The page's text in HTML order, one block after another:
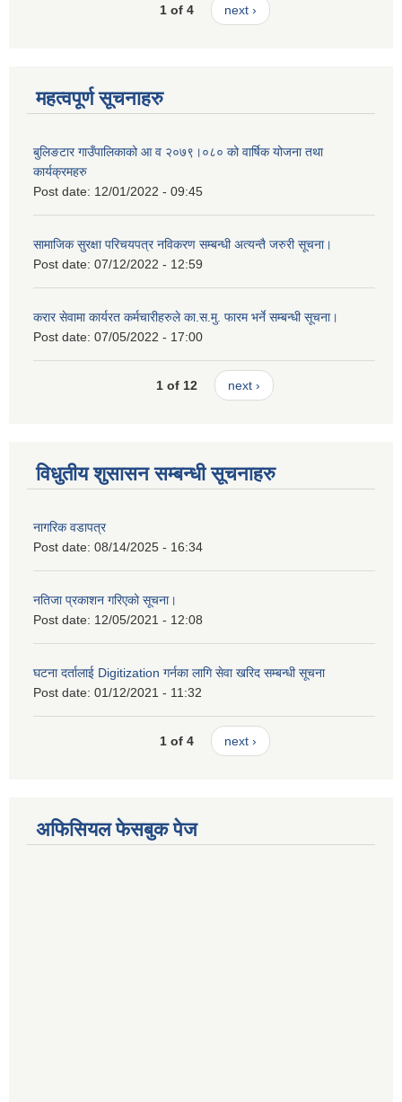
1 of 4 next ›
महत्वपूर्ण सूचनाहरु
बुलिङटार गाउँपालिकाको आ व २०७९।०८० को वार्षिक योजना तथा
कार्यक्रमहरु
Post date: 12/01/2022 - 09:45
सामाजिक सुरक्षा परिचयपत्र नविकरण सम्बन्धी अत्यन्तै जरुरी सूचना।
Post date: 07/12/2022 - 12:59
करार सेवामा कार्यरत कर्मचारीहरुले का.स.मु. फारम भर्ने सम्बन्धी सूचना।
Post date: 07/05/2022 - 17:00
1 of 12 next ›
विधुतीय शुसासन सम्बन्धी सूचनाहरु
नागरिक वडापत्र
Post date: 08/14/2025 - 16:34
नतिजा प्रकाशन गरिएको सूचना।
Post date: 12/05/2021 - 12:08
घटना दर्तालाई Digitization गर्नका लागि सेवा खरिद सम्बन्धी सूचना
Post date: 01/12/2021 - 11:32
1 of 4 next ›
अफिसियल फेसबुक पेज